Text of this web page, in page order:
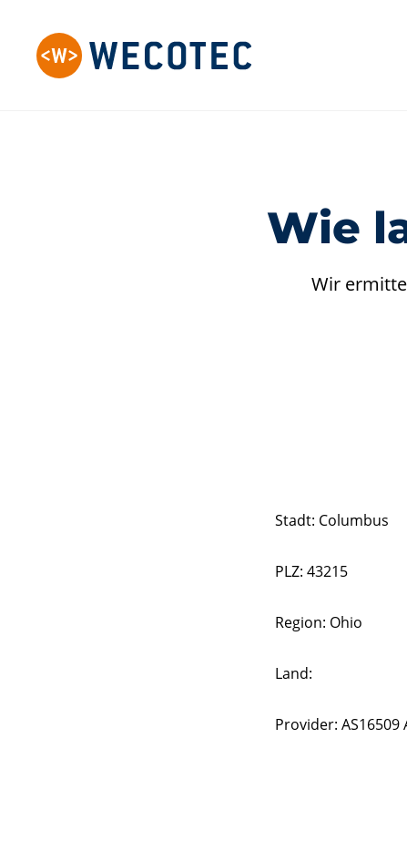
Wie
Wir
Stadt: Columbus
PLZ: 43215
Region: Ohio
Land:
Provider: AS16509